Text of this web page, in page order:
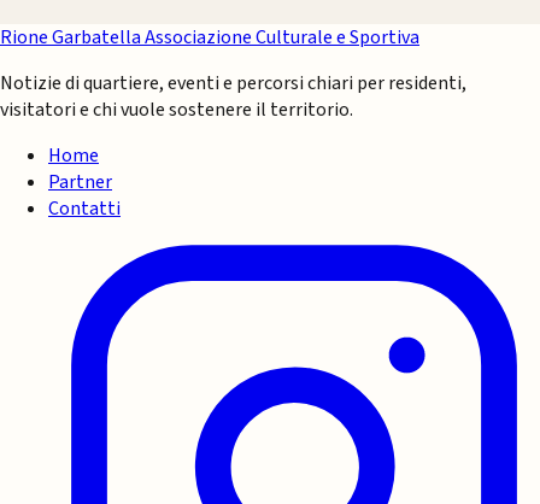
Rione GarbatellaAssociazione Culturale e Sportiva
Notizie di quartiere, eventi e percorsi chiari per residenti,
visitatori e chi vuole sostenere il territorio.
Home
Partner
Contatti